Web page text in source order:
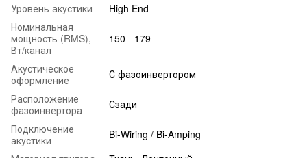
Уровень акустики
High End
Номинальная
мощность (RMS),
Вт/канал
150 - 179
Акустическое
оформление
С фазоинвертором
Расположение
фазоинвертора
Сзади
Подключение
акустики
Bi-Wiring / Bi-Amping